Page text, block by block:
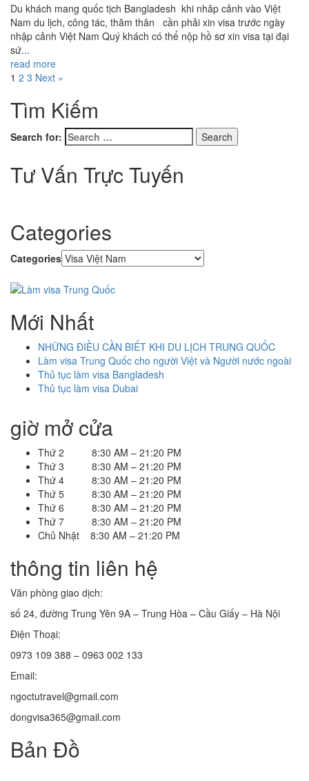
Du khách mang quốc tịch Bangladesh khi nhâp cảnh vào Việt
Nam du lịch, công tác, thăm thân cần phải xin visa trước ngày
nhập cảnh Việt Nam Quý khách có thể nộp hồ sơ xin visa tại đại
sứ...
read more
1 2 3 Next »
Tìm Kiếm
Search for:
Tư Vấn Trực Tuyến
Categories
Categories
Mới Nhất
NHỮNG ĐIỀU CẦN BIẾT KHI DU LỊCH TRUNG QUỐC
Làm visa Trung Quốc cho người Việt và Người nước ngoài
Thủ tục làm visa Bangladesh
Thủ tục làm visa Dubai
giờ mở cửa
Thứ 2 8:30 AM – 21:20 PM
Thứ 3 8:30 AM – 21:20 PM
Thứ 4 8:30 AM – 21:20 PM
Thứ 5 8:30 AM – 21:20 PM
Thứ 6 8:30 AM – 21:20 PM
Thứ 7 8:30 AM – 21:20 PM
Chủ Nhật 8:30 AM – 21:20 PM
thông tin liên hệ
Văn phòng giao dịch:
số 24, đường Trung Yên 9A – Trung Hòa – Cầu Giấy – Hà Nội
Điện Thoại:
0973 109 388 – 0963 002 133
Email:
ngoctutravel@gmail.com
dongvisa365@gmail.com
Bản Đồ